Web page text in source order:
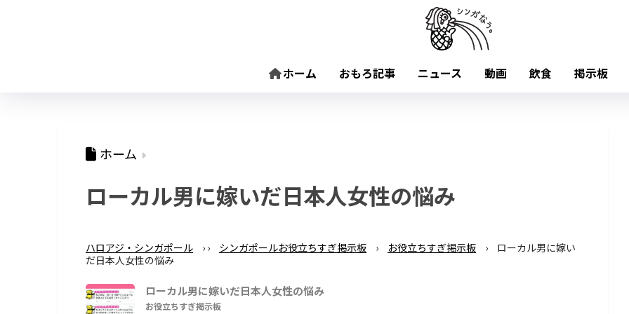
ホーム おもろ記事 ニュース 動画 飲食 掲示板
ホーム
ローカル男に嫁いだ日本人女性の悩み
ハロアジ・シンガポール › › シンガポールお役立ちすぎ掲示板 › お役立ちすぎ掲示板 ›
ローカル男に嫁い
だ日本人女性の悩み
ローカル男に嫁いだ日本人女性の悩み
お役立ちすぎ掲示板